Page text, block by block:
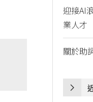
迎接AI
業人才
關於助